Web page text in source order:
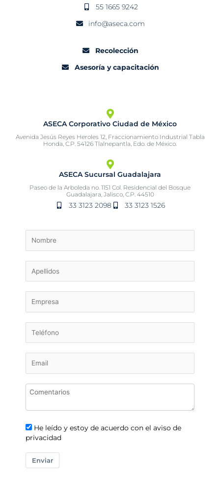
55 1665 9242
info@aseca.com
Recolección
Asesoría y capacitación
ASECA Corporativo Ciudad de México
Avenida Jesús Reyes Heroles 12, Fraccionamiento Industrial Tabla
Honda, C.P. 54126 Tlalnepantla, Edo. de México.
ASECA Sucursal Guadalajara
Paseo de la Arboleda no. 1151 Col. Residencial del Bosque
Guadalajara, Jalisco, C.P. 44510
33 3123 2098 33 3123 1526
He leído y estoy de acuerdo con el aviso de
privacidad
Enviar